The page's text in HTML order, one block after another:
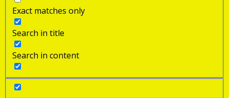
Exact matches only
Search in title
Search in content